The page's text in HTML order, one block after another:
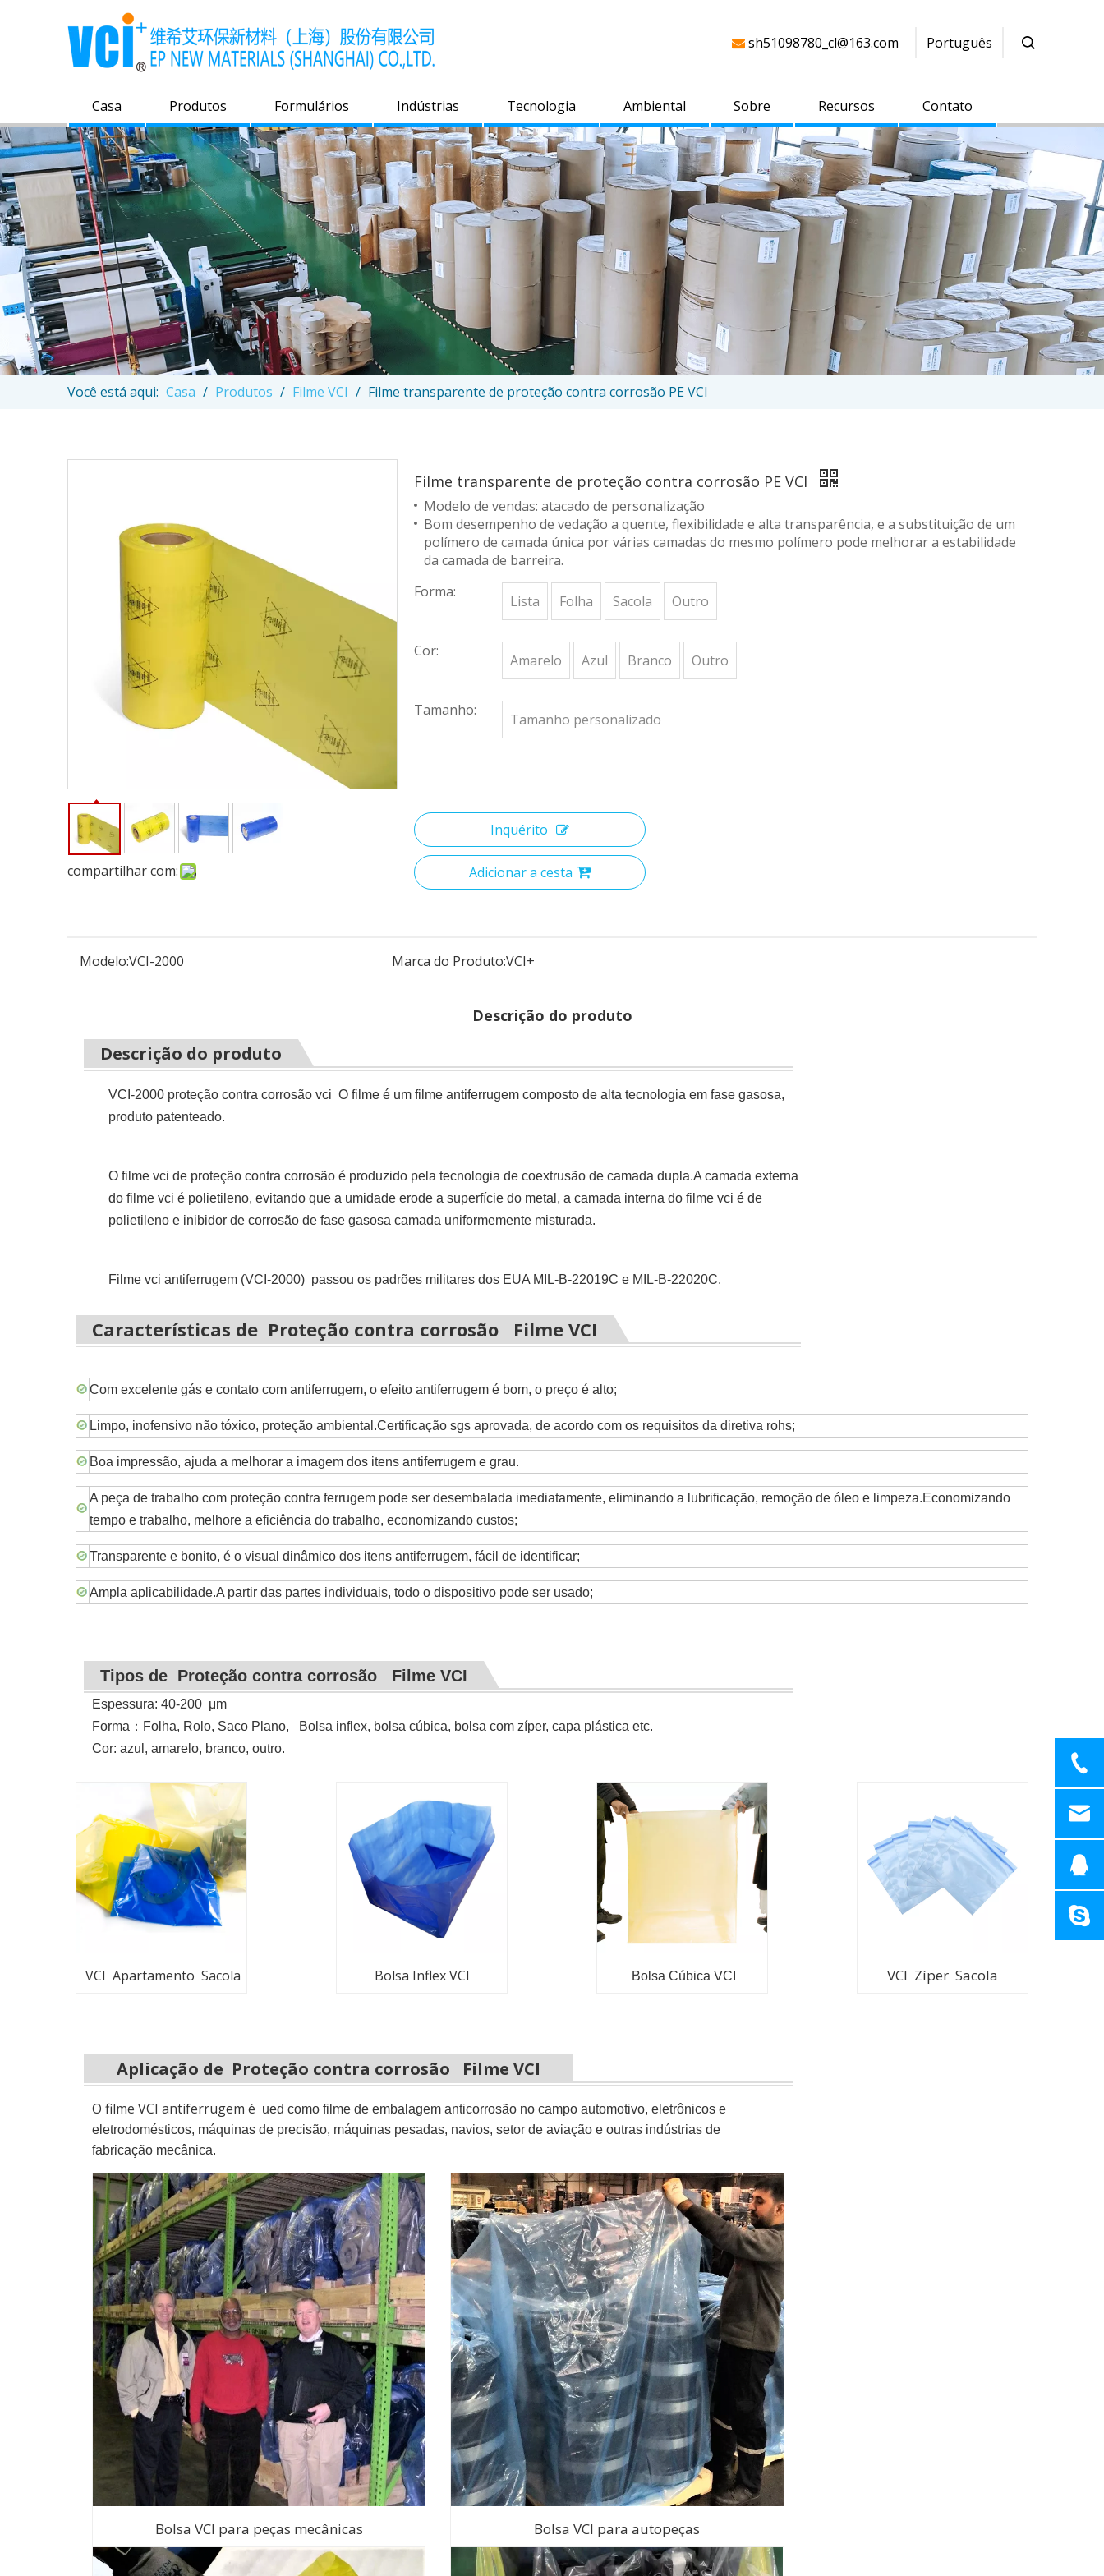
 sh51098780_cl@163.com Português
Casa Produtos Formulários Indústrias Tecnologia Ambiental Sobre Recursos Contato
Você está aqui: Casa / Produtos / Filme VCI / Filme transparente de proteção contra corrosão PE VCI
compartilhar com:
Filme transparente de proteção contra corrosão PE VCI
Modelo de vendas: atacado de personalização
Bom desempenho de vedação a quente, flexibilidade e alta transparência, e a substituição de um
polímero de camada única por várias camadas do mesmo polímero pode melhorar a estabilidade
da camada de barreira.
Forma:
Lista Folha Sacola Outro
Cor:
Amarelo Azul Branco Outro
Tamanho:
Tamanho personalizado
Inquérito
Adicionar a cesta
Modelo:VCI-2000 Marca do Produto:VCI+
Descrição do produto
Descrição do produto
VCI-2000 proteção contra corrosão vci O filme é um filme antiferrugem composto de alta tecnologia em fase gasosa,
produto patenteado.
O filme vci de proteção contra corrosão é produzido pela tecnologia de coextrusão de camada dupla.A camada externa
do filme vci é polietileno, evitando que a umidade erode a superfície do metal, a camada interna do filme vci é de
polietileno e inibidor de corrosão de fase gasosa camada uniformemente misturada.
Filme vci antiferrugem (VCI-2000) passou os padrões militares dos EUA MIL-B-22019C e MIL-B-22020C.
Características de Proteção contra corrosão Filme VCI
Com excelente gás e contato com antiferrugem, o efeito antiferrugem é bom, o preço é alto;
Limpo, inofensivo não tóxico, proteção ambiental.Certificação sgs aprovada, de acordo com os requisitos da diretiva rohs;
Boa impressão, ajuda a melhorar a imagem dos itens antiferrugem e grau.
A peça de trabalho com proteção contra ferrugem pode ser desembalada imediatamente, eliminando a lubrificação, remoção de óleo e limpeza.Economizando
tempo e trabalho, melhore a eficiência do trabalho, economizando custos;
Transparente e bonito, é o visual dinâmico dos itens antiferrugem, fácil de identificar;
Ampla aplicabilidade.A partir das partes individuais, todo o dispositivo pode ser usado;
Tipos de Proteção contra corrosão Filme VCI
Espessura: 40-200 μm
Forma ： Folha, Rolo, Saco Plano, Bolsa inflex, bolsa cúbica, bolsa com zíper, capa plástica etc.
Cor: azul, amarelo, branco, outro.
VCI Apartamento Sacola Bolsa Inflex VCI Bolsa Cúbica VCI VCI Zíper Sacola
Aplicação de Proteção contra corrosão Filme VCI
O filme VCI antiferrugem é ued como filme de embalagem anticorrosão no campo automotivo, eletrônicos e
eletrodomésticos, máquinas de precisão, máquinas pesadas, navios, setor de aviação e outras indústrias de
fabricação mecânica.
Bolsa VCI para peças mecânicas Bolsa VCI para autopeças